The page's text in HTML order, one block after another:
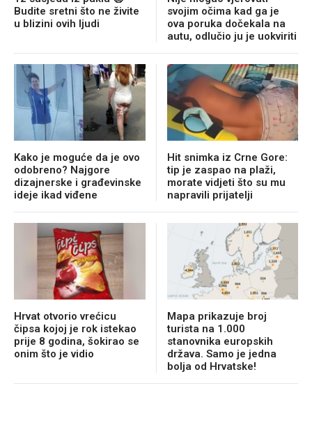
Budite sretni što ne živite
u blizini ovih ljudi
svojim očima kad ga je
ova poruka dočekala na
autu, odlučio ju je uokviriti
Kako je moguće da je ovo
odobreno? Najgore
dizajnerske i građevinske
ideje ikad viđene
Hit snimka iz Crne Gore:
tip je zaspao na plaži,
morate vidjeti što su mu
napravili prijatelji
Hrvat otvorio vrećicu
čipsa kojoj je rok istekao
prije 8 godina, šokirao se
onim što je vidio
Mapa prikazuje broj
turista na 1.000
stanovnika europskih
država. Samo je jedna
bolja od Hrvatske!